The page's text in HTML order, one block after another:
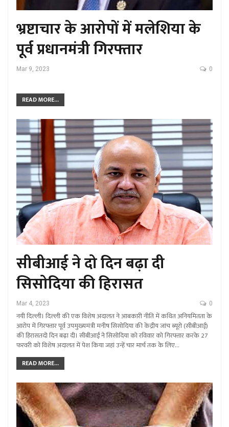
भ्रष्टाचार के आरोपों में मलेशिया के
पूर्व प्रधानमंत्री गिरफ्तार
Mar 9, 2023 0
READ MORE...
सीबीआई ने दो दिन बढ़ा दी
सिसोदिया की हिरासत
Mar 4, 2023 0
नयी दिल्ली। दिल्ली की एक विशेष अदालत ने आबकारी नीति में कथित अनियमितता के
आरोप में गिरफ्तार पूर्व उपमुख्यमंत्री मनीष सिसोदिया की केंद्रीय जांच ब्यूरो (सीबीआई)
की हिरासतदो दिन बढ़ा दी। सीबीआई ने सिसोदिया को रविवार को गिरफ्तार करके 27
फरवरी को विशेष अदालत में पेश किया जहां उन्हें चार मार्च तक के लिए…
READ MORE...